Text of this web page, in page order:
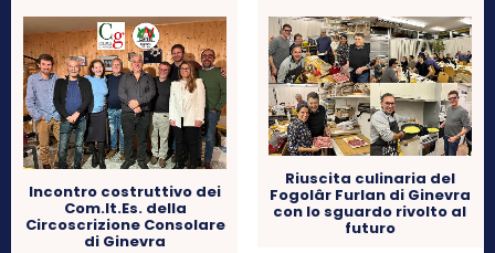
Incontro costruttivo dei
Com.It.Es. della
Circoscrizione Consolare
di Ginevra
Riuscita culinaria del
Fogolâr Furlan di Ginevra
con lo sguardo rivolto al
futuro